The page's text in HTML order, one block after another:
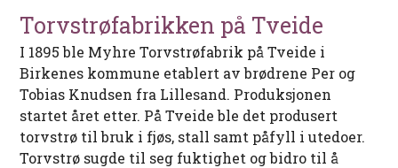
Torvstrøfabrikken på Tveide
I 1895 ble Myhre Torvstrøfabrik på Tveide i
Birkenes kommune etablert av brødrene Per og
Tobias Knudsen fra Lillesand. Produksjonen
startet året etter. På Tveide ble det produsert
torvstrø til bruk i fjøs, stall samt påfyll i utedoer.
Torvstrø sugde til seg fuktighet og bidro til å